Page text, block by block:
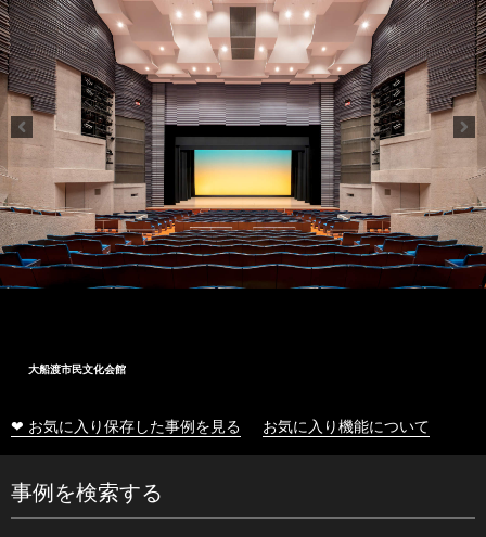
大船渡市民文化会館
❤ お気に入り保存した事例を見る お気に入り機能について
事例を検索する